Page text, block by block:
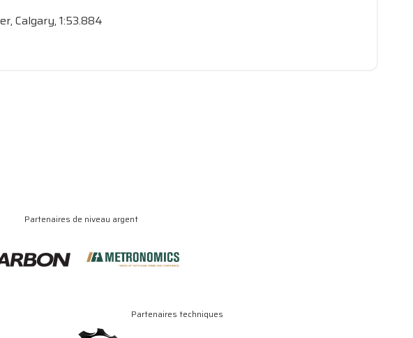
Calgary, 1:53.884
Partenaires de niveau argent
Partenaires techniques